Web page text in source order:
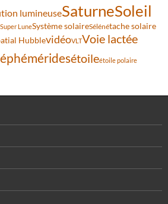
lumineuseSaturneSoleil
Super LuneSystème solaireSélénétache solaire
HubblevidéoVLTVoie lactée
éphéméridesétoileétoile polaire